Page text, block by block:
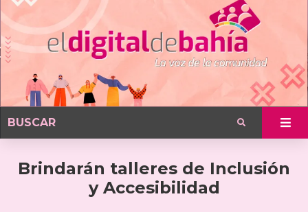
Brindarán talleres de Inclusión
y Accesibilidad